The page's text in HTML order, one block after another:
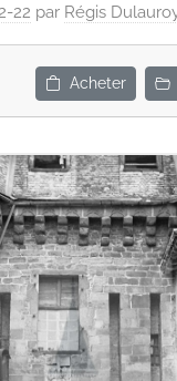
22 par Régis
Acheter